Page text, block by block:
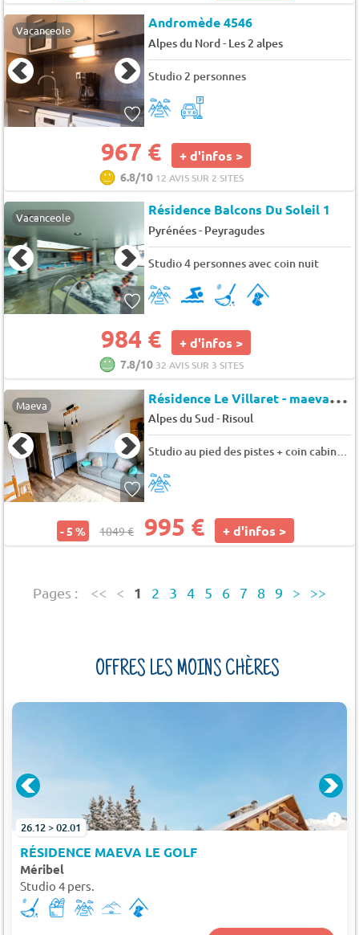
Vacanceole Andromède 4546
Alpes du Nord- Les 2 alpes
Studio 2 personnes
967 € + d'infos >
6.8/10 12 AVIS SUR 2 SITES
Vacanceole Résidence Balcons Du Soleil 1
Pyrénées- Peyragudes
Studio 4 personnes avec coin nuit
984 € + d'infos >
7.8/10 32 AVIS SUR 3 SITES
Maeva R
ésidence Le Villaret - maeva Home
Alpes du Sud- Risoul
Studio au pied des pistes + coin cabine 4 personnes - Budget
- 5 % 1049 € 995 € + d'infos >
Pages : << < 1 2 3 4 5 6 7 8 9 > >>
OFFRES LES MOINS CHÈRES
26.12 > 02.01
RÉSIDENCE MAEVA LE GOLF
Méribel
Studio 4 pers.